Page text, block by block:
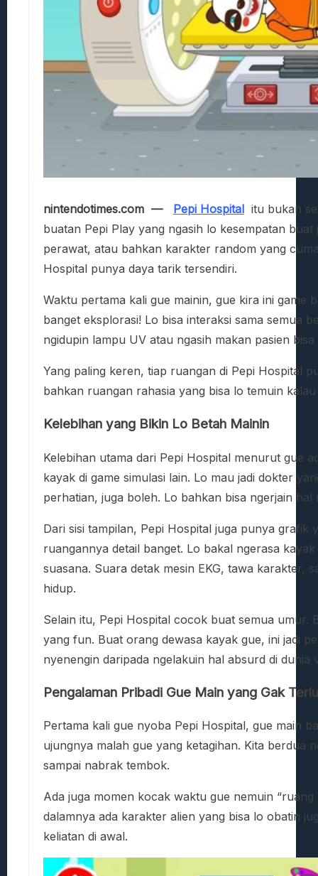
nintendotimes.com — Pepi Hospital itu bukan
buatan Pepi Play yang ngasih lo kesempatan
perawat, atau bahkan karakter random yang
Hospital punya daya tarik tersendiri.
Waktu pertama kali gue mainin, gue kira ini game
banget eksplorasi! Lo bisa interaksi sama semua
ngidupin lampu UV atau ngasih makan pasien
Yang paling keren, tiap ruangan di Pepi Hospital
bahkan ruangan rahasia yang bisa lo temuin
Kelebihan yang Bikin Lo Betah Mainin
Kelebihan utama dari Pepi Hospital menurut gue
kayak di game simulasi lain. Lo mau jadi dokter
perhatian, juga boleh. Lo bahkan bisa ngerjain
Dari sisi tampilan, Pepi Hospital juga punya
ruangannya detail banget. Lo bakal ngerasa
suasana. Suara detak mesin EKG, tawa karakter,
hidup.
Selain itu, Pepi Hospital cocok buat semua umur.
yang fun. Buat orang dewasa kayak gue, ini jadi
nyenengin daripada ngelakuin hal absurd di dunia
Pengalaman Pribadi Gue Main yang Gak
Pertama kali gue nyoba Pepi Hospital, gue main
ujungnya malah gue yang ketagihan. Kita berdua
sampai nabrak tembok.
Ada juga momen kocak waktu gue nemuin
dalamnya ada karakter alien yang bisa lo obatin
keliatan di awal.